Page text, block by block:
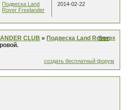
Подвеска Land
Rover Freelander
2014-02-22
CLUB » Подвеска Land Rover
Вверх
создать бесплатный форум